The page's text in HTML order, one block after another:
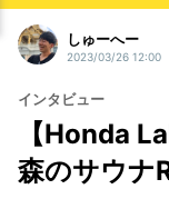
しゅーへー
2023/03/26 12:00
インタビュー
【Honda
森のサウ